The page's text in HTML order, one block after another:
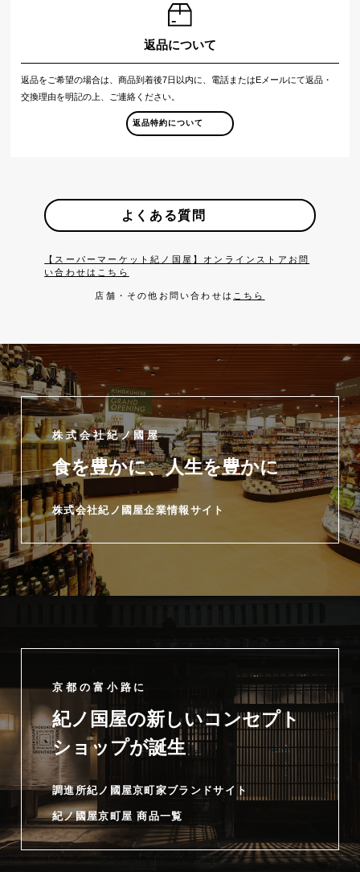
返品について
返品をご希望の場合は、商品到着後7日以内に、電話またはEメールにて返品・
交換理由を明記の上、ご連絡ください。
返品特約について
よくある質問
【スーパーマーケット紀ノ国屋】オンラインストアお問
い合わせはこちら
店舗・その他お問い合わせは こちら
株式会社紀ノ國屋
食を豊かに、人生を豊かに
株式会社紀ノ國屋企業情報サイト
京都の富小路に
紀ノ国屋の新しいコンセプト
ショップが誕生
調進所紀ノ國屋京町家ブランドサイト
紀ノ國屋京町屋 商品一覧